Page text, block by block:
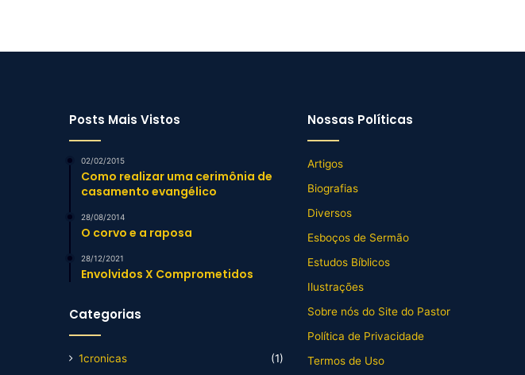
Posts Mais Vistos
02/02/2015
Como realizar uma cerimônia de
casamento evangélico
28/08/2014
O corvo e a raposa
28/12/2021
Envolvidos X Comprometidos
Categorias
1cronicas
(1)
Nossas Políticas
Artigos
Biografias
Diversos
Esboços de Sermão
Estudos Bíblicos
Ilustrações
Sobre nós do Site do Pastor
Política de Privacidade
Termos de Uso